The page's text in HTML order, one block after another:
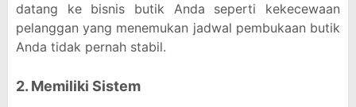
datang ke bisnis butik Anda seperti kekecewaan
pelanggan yang menemukan jadwal pembukaan butik
Anda tidak pernah stabil.
2. Memiliki Sistem